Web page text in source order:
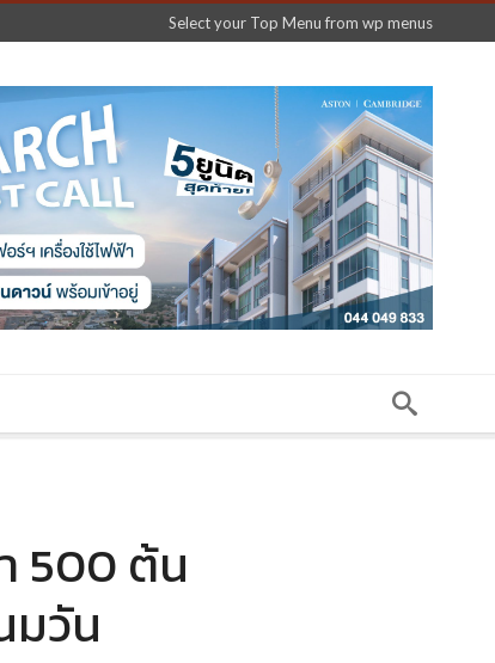
Select your Top Menu from wp menus
500 ต้น
มวัน